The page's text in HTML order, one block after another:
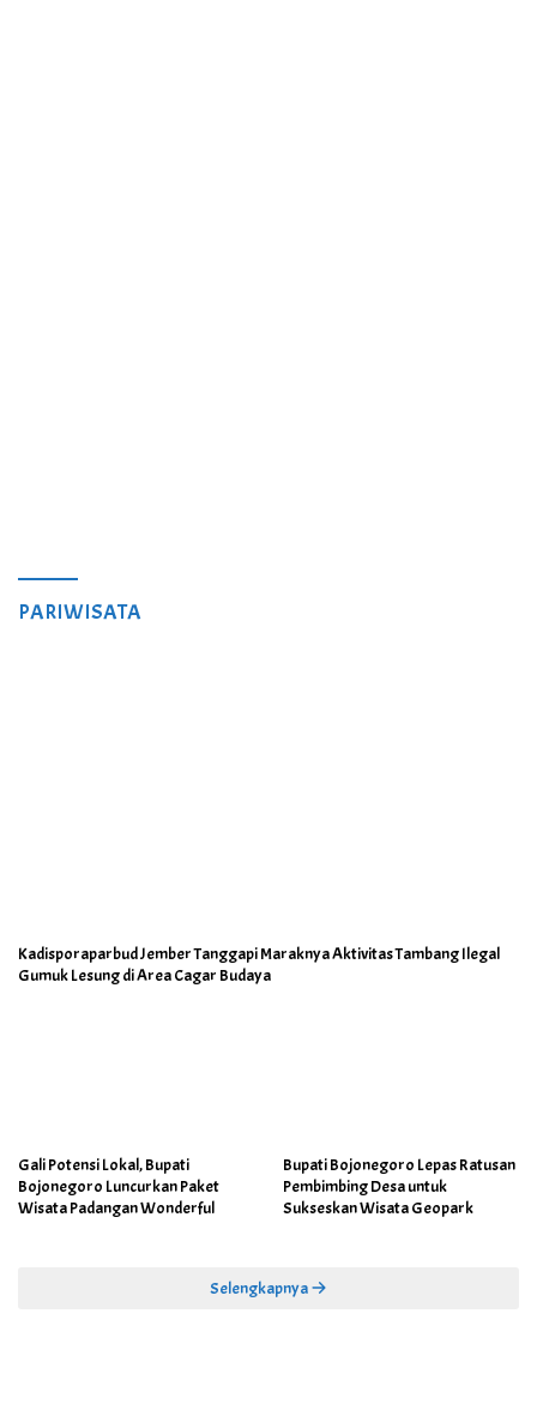
PARIWISATA
Kadisporaparbud Jember Tanggapi Maraknya Aktivitas Tambang Ilegal
Gumuk Lesung di Area Cagar Budaya
Gali Potensi Lokal, Bupati
Bojonegoro Luncurkan Paket
Wisata Padangan Wonderful
Bupati Bojonegoro Lepas Ratusan
Pembimbing Desa untuk
Sukseskan Wisata Geopark
Selengkapnya